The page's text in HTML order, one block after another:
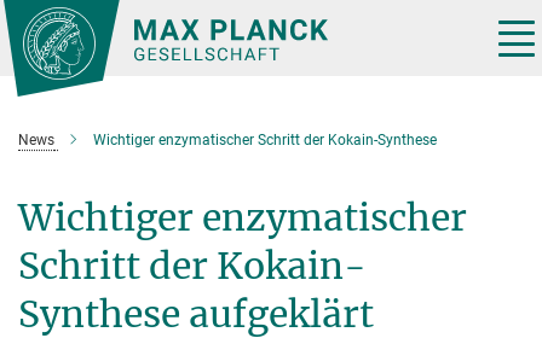
Hauptinhalt
News Wichtiger enzymatischer Schritt der Kokain-Synthese
Wichtiger enzymatischer
Schritt der Kokain-
Synthese aufgeklärt